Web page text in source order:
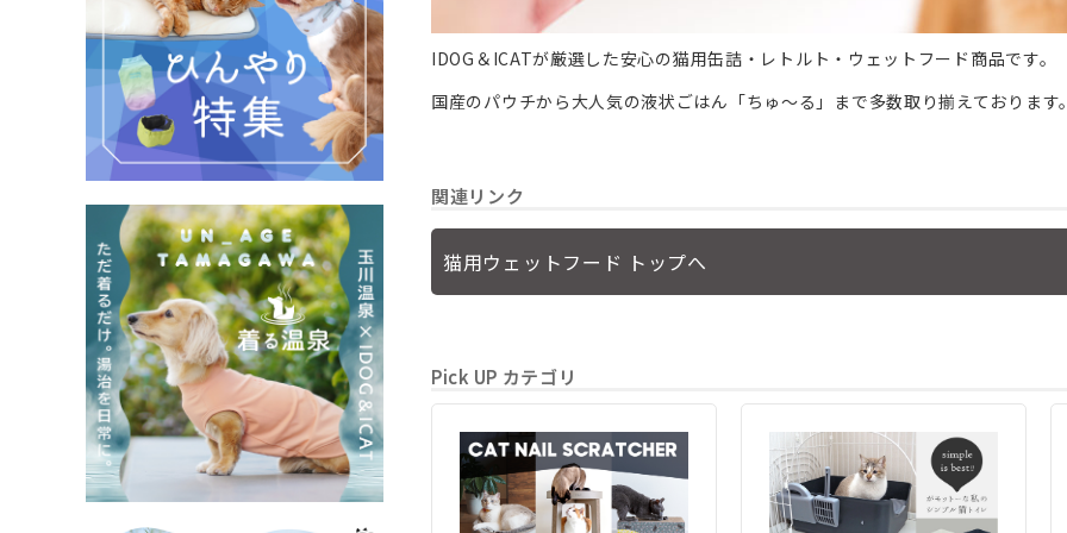
IDOG＆ICATが厳選した安心の猫用缶詰・レトルト・ウェットフード商品です。
国産のパウチから大人気の液状ごはん「ちゅ～る」まで多数取り揃えております
関連リンク
猫用ウェットフード トップへ
Pick UP カテゴリ